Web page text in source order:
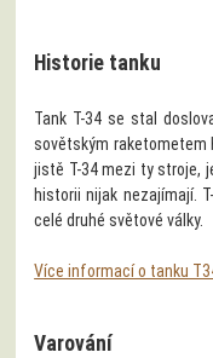
Historie tanku
Tank T-34 se stal
sovětským raketometem
jistě T-34 mezi ty stroje,
historii nijak nezajímají.
celé druhé světové války.
Více informací o tanku
Varování